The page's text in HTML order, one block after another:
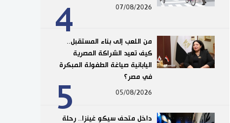
4
07/08/2026
5
من اللعب إلى بناء المستقبل..
كيف تعيد الشراكة المصرية
اليابانية صياغة الطفولة المبكرة
في مصر؟
05/08/2026
داخل متحف سيكو غينزا.. رحلة